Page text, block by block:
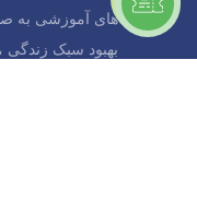
های آموزشی به
بهبود سبک زندگی